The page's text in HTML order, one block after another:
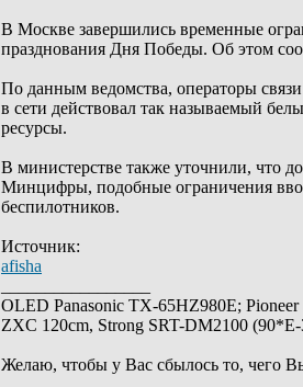
В Москве завершились временные
празднования Дня Победы. Об этом
По данным ведомства, операторы
в сети действовал так называемый
ресурсы.
В министерстве также уточнили, что
Минцифры, подобные ограничения
беспилотников.
Источник:
afisha
OLED Panasonic TX-65HZ980E;
ZXC 120cm, Strong SRT-DM2100
Желаю, чтобы у Вас сбылось то, чего